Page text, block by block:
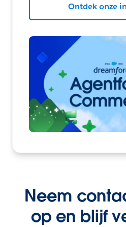
Ontdek onze
Neem
op en blijf